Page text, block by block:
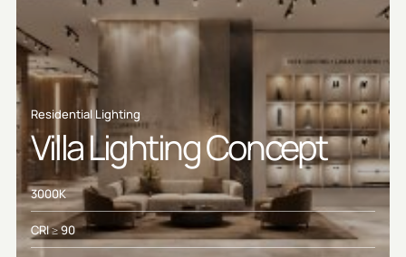
Residential Lighting
Villa Lighting Concept
3000K
CRI ≥ 90